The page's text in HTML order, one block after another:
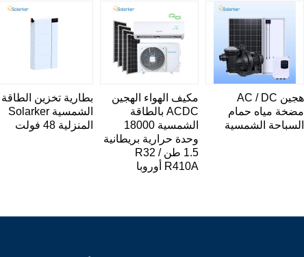
هجين AC / DC
مضخة مياه حمام
السباحة الشمسية
مكيف الهواء الهجين
ACDC بالطاقة
الشمسية 18000
وحدة حرارية بريطانية
1.5 طن R32 /
R410A أوروبا
بطارية تخزين الطاقة
الشمسية Solarker
المنزلية 48 فولت